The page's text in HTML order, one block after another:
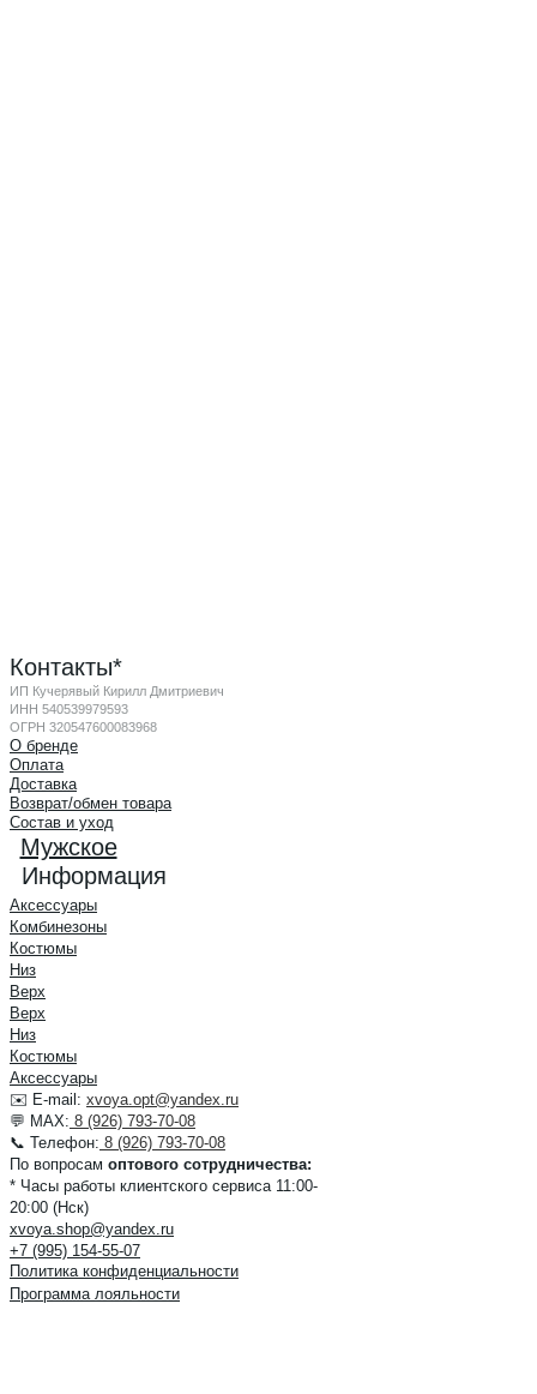
Контакты*
ИП Кучерявый Кирилл Дмитриевич
ИНН 540539979593
ОГРН 320547600083968
О бренде
Оплата
Доставка
Возврат/обмен товара
Состав и уход
Мужское
Информация
Аксессуары
Комбинезоны
Костюмы
Низ
Верх
Верх
Низ
Костюмы
Аксессуары
✉️ E-mail: xvoya.opt@yandex.ru
💬 MAX: 8 (926) 793-70-08
📞 Телефон: 8 (926) 793-70-08
По вопросам оптового сотрудничества:
* Часы работы клиентского сервиса 11:00-
20:00 (Нск)
xvoya.shop@yandex.ru
+7 (995) 154-55-07
Политика конфиденциальности
Программа лояльности